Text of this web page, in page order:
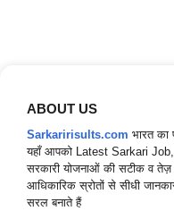
ABOUT US
Sarkaririsults.com भारत का
यहाँ आपको Latest Sarkari
सरकारी योजनाओं की सटीक व
आधिकारिक स्रोतों से सीधी
सरल बनाते हैं